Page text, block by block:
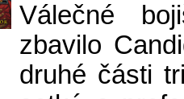
Válečné
zbavilo
druhé části